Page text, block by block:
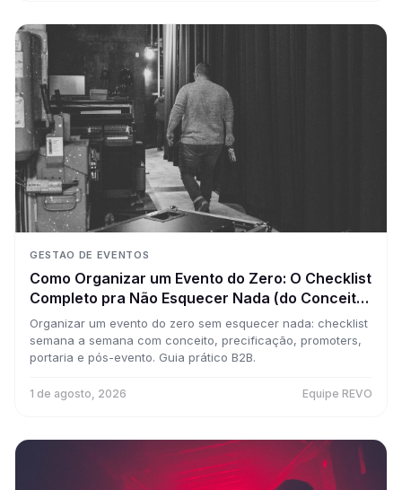
GESTAO DE EVENTOS
Como Organizar um Evento do Zero: O Checklist
Completo pra Não Esquecer Nada (do Conceito
à Portaria)
Organizar um evento do zero sem esquecer nada: checklist
semana a semana com conceito, precificação, promoters,
portaria e pós-evento. Guia prático B2B.
1 de agosto, 2026 Equipe REVO